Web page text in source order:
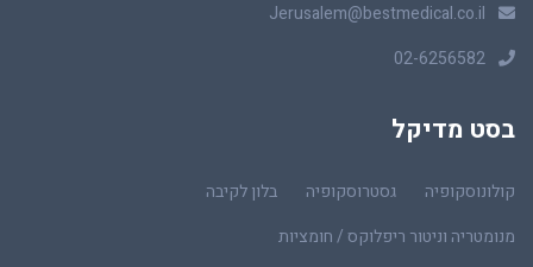
Jerusalem@bestmedical.co.il
02-6256582
בסט מדיקל
קולונוסקופיה גסטרוסקופיה
בלון לקיבה
מנומטריה וניטור ריפלוקס / חומציות